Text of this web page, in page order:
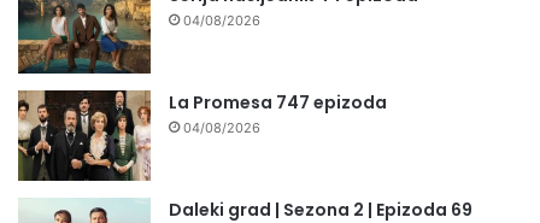
04/08/2026
La Promesa 747 epizoda
04/08/2026
Daleki grad | Sezona 2 | Epizoda 69